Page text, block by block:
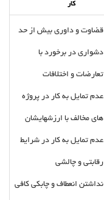
کار
قضاوت و داوری بیش از حد
دشواری در برخورد با
تعارضات و اختلافات
عدم تمایل به کار در پروژه
های مخالف با ارزشهایشان
عدم تمایل به کار در شرایط
رقابتی و چالشی
نداشتن انعطاف و چابکی کافی